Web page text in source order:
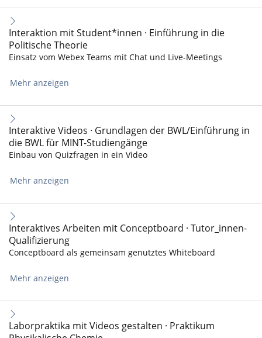
Interaktion mit Student*innen · Einführung in die
Politische Theorie
Einsatz vom Webex Teams mit Chat und Live-Meetings
Mehr anzeigen
Interaktive Videos · Grundlagen der BWL/Einführung in
die BWL für MINT-Studiengänge
Einbau von Quizfragen in ein Video
Mehr anzeigen
Interaktives Arbeiten mit Conceptboard · Tutor_innen-
Qualifizierung
Conceptboard als gemeinsam genutztes Whiteboard
Mehr anzeigen
Laborpraktika mit Videos gestalten · Praktikum